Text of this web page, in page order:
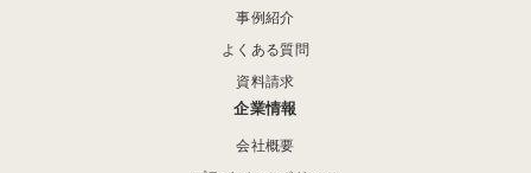
事例紹介
よくある質問
資料請求
企業情報
会社概要